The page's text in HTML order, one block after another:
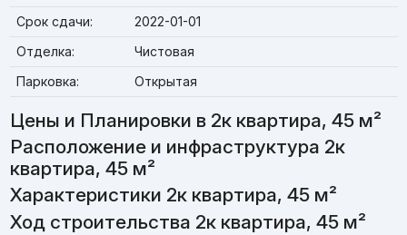
Срок сдачи:
2022-01-01
Отделка:
Чистовая
Парковка:
Открытая
Цены и Планировки в 2к квартира, 45 м²
Расположение и инфраструктура 2к
квартира, 45 м²
Характеристики 2к квартира, 45 м²
Ход строительства 2к квартира, 45 м²